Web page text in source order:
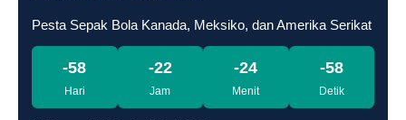
Pesta Sepak Bola Kanada, Meksiko, dan Amerika Serikat
-58
Hari
-22
Jam
-24
Menit
-59
Detik